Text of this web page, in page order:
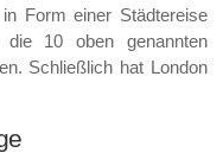
Form einer Städtereise
10 oben genannten
Schließlich hat London